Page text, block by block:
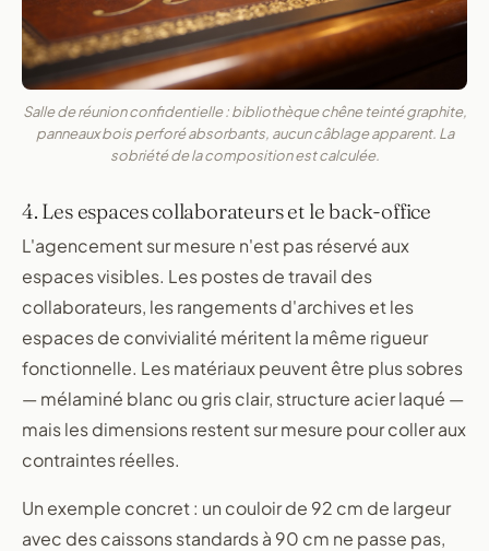
Salle de réunion confidentielle : bibliothèque chêne teinté graphite,
panneaux bois perforé absorbants, aucun câblage apparent. La
sobriété de la composition est calculée.
4. Les espaces collaborateurs et le back-office
L'agencement sur mesure n'est pas réservé aux
espaces visibles. Les postes de travail des
collaborateurs, les rangements d'archives et les
espaces de convivialité méritent la même rigueur
fonctionnelle. Les matériaux peuvent être plus sobres
— mélaminé blanc ou gris clair, structure acier laqué —
mais les dimensions restent sur mesure pour coller aux
contraintes réelles.
Un exemple concret : un couloir de 92 cm de largeur
avec des caissons standards à 90 cm ne passe pas,